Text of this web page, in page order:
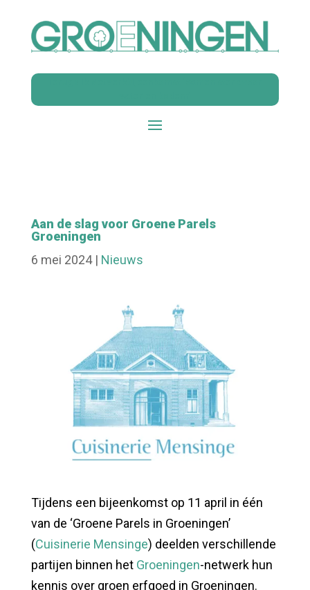
Aan de slag voor Groene Parels
Groeningen
6 mei 2024| Nieuws
Tijdens een bijeenkomst op 11 april in één
van de ‘Groene Parels in Groeningen’
(Cuisinerie Mensinge) deelden verschillende
partijen binnen het Groeningen-netwerk hun
kennis over groen erfgoed in Groeningen.